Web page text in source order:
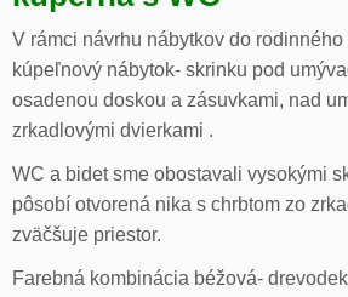
V rámci návrhu nábytkov do
kúpeľnový nábytok- skrinku pod
osadenou doskou a zásuvkami, nad
zrkadlovými dvierkami .
WC a bidet sme obostavali vysokými
pôsobí otvorená nika s chrbtom zo
zväčšuje priestor.
Farebná kombinácia béžová-